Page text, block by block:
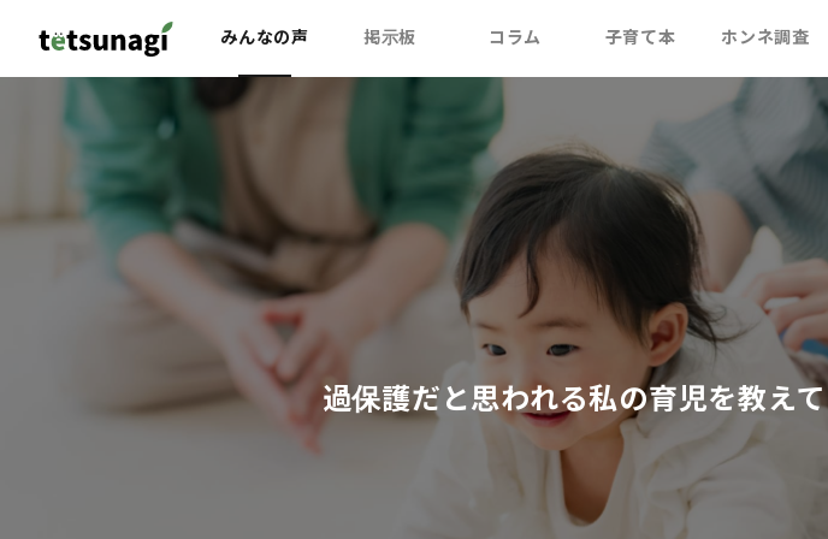
みんなの声 掲示板 コラム 子育て本 ホンネ調査
過保護だと思われる私の育児を教えて